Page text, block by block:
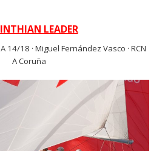
LEADER
14/18 · Miguel Fernández Vasco · RCN
A Coruña